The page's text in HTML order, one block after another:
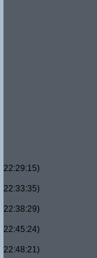
22:29:15)
22:33:35)
22:38:29)
22:45:24)
22:48:21)